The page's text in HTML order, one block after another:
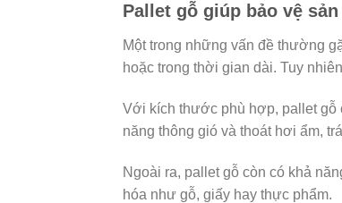
Pallet gỗ giúp bảo vệ
Một trong những vấn đề thường
hoặc trong thời gian dài. Tuy
Với kích thước phù hợp, pallet gỗ
năng thông gió và thoát hơi ẩm,
Ngoài ra, pallet gỗ còn có khả
hóa như gỗ, giấy hay thực phẩm.